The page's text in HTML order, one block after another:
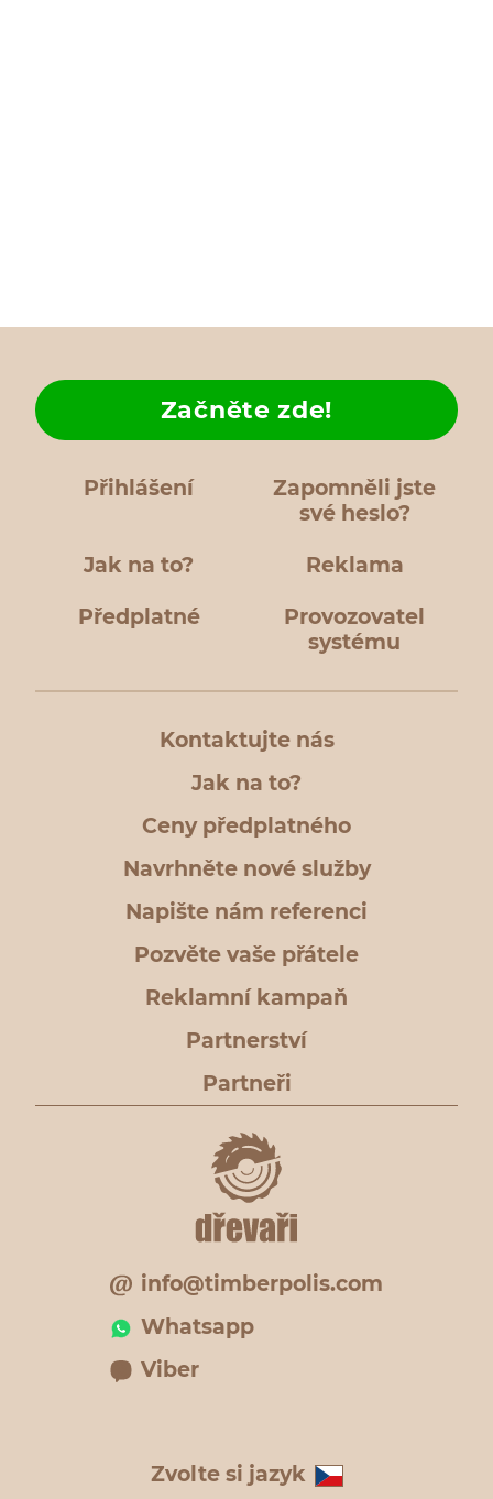
Přihlášení
Zapomněli jste
své heslo?
Jak na to?
Začněte zde!
Reklama
Předplatné
Provozovatel
systému
Kontaktujte nás
Jak na to?
Ceny předplatného
Navrhněte nové služby
Napište nám referenci
Pozvěte vaše přátele
Reklamní kampaň
Partnerství
Partneři
info@timberpolis.com
Whatsapp
Viber
Zvolte si jazyk